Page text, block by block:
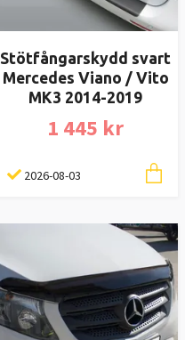
Stötfångarskydd svart
Mercedes Viano / Vito
MK3 2014-2019
1 445 kr
2026-08-03